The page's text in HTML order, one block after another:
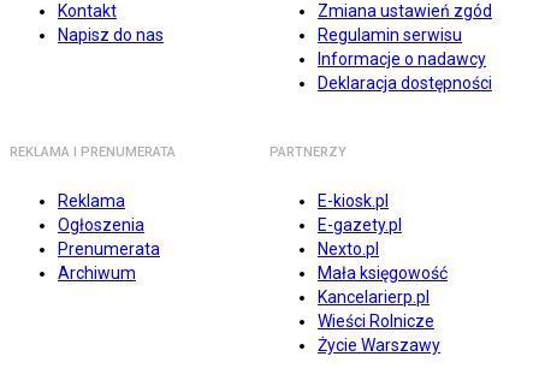
Kontakt
Napisz do nas
Zmiana ustawień zgód
Regulamin serwisu
Informacje o nadawcy
Deklaracja dostępności
REKLAMA I PRENUMERATA
Reklama
Ogłoszenia
Prenumerata
Archiwum
PARTNERZY
E-kiosk.pl
E-gazety.pl
Nexto.pl
Mała księgowość
Kancelarierp.pl
Wieści Rolnicze
Życie Warszawy